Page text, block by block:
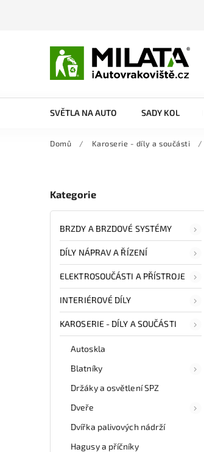
SVĚTLA NA AUTO SADY KOL
Domů / Karoserie - díly a součásti /
Kategorie
BRZDY A BRZDOVÉ SYSTÉMY
DÍLY NÁPRAV A ŘÍZENÍ
ELEKTROSOUČÁSTI A PŘÍSTROJE
INTERIÉROVÉ DÍLY
KAROSERIE - DÍLY A SOUČÁSTI
Autoskla
Blatníky
Držáky a osvětlení SPZ
Dveře
Dvířka palivových nádrží
Hagusy a příčníky